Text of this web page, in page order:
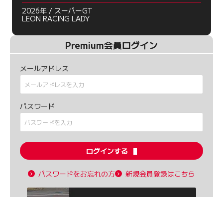
2026年 / スーパーGT
LEON RACING LADY
Premium会員ログイン
メールアドレス
パスワード
ログインする
パスワードをお忘れの方 新規会員登録はこちら